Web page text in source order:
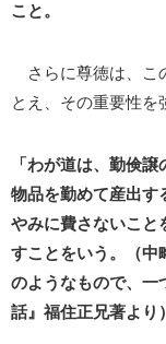
こと。
さらに尊徳は、こ
とえ、その重要性を
「わが道は、勤倹
物品を勤めて産出す
やみに費さないこと
すことをいう。（中
のようなもので、一
話』福住正兄著より）